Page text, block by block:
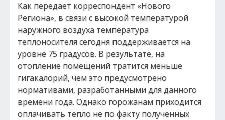
Как передает корреспондент «Нового
Региона», в связи с высокой температурой
наружного воздуха температура
теплоносителя сегодня поддерживается на
уровне 75 градусов. В результате, на
отопление помещений тратится меньше
гигакалорий, чем это предусмотрено
нормативами, разработанными для данного
времени года. Однако горожанам приходится
оплачивать тепло не по факту полученных